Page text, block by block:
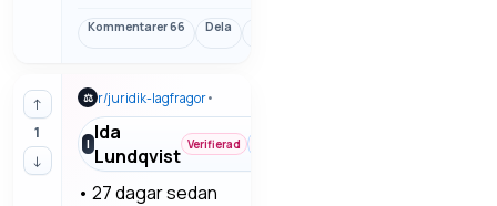
vara tydlig med skick,
Kommentarer66 Dela
↑
1
↓
⚖ r/juridik-lagfragor•
I Ida
Lundqvist Verifierad
• 27 dagar sedan